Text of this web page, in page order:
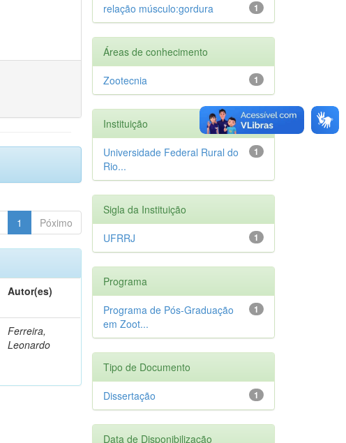
1 Póximo
Autor(es)
Ferreira,
Leonardo
1
relação músculo:gordura
Áreas de conhecimento
1
Zootecnia
Instituição
1
Universidade Federal Rural do
Rio...
Sigla da Instituição
1
UFRRJ
Programa
1
Programa de Pós-Graduação
em Zoot...
Tipo de Documento
1
Dissertação
Data de Disponibilização